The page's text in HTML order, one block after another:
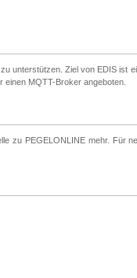
unterstützen. Ziel von EDIS ist
MQTT-Broker angeboten.
zu PEGELONLINE mehr. Für